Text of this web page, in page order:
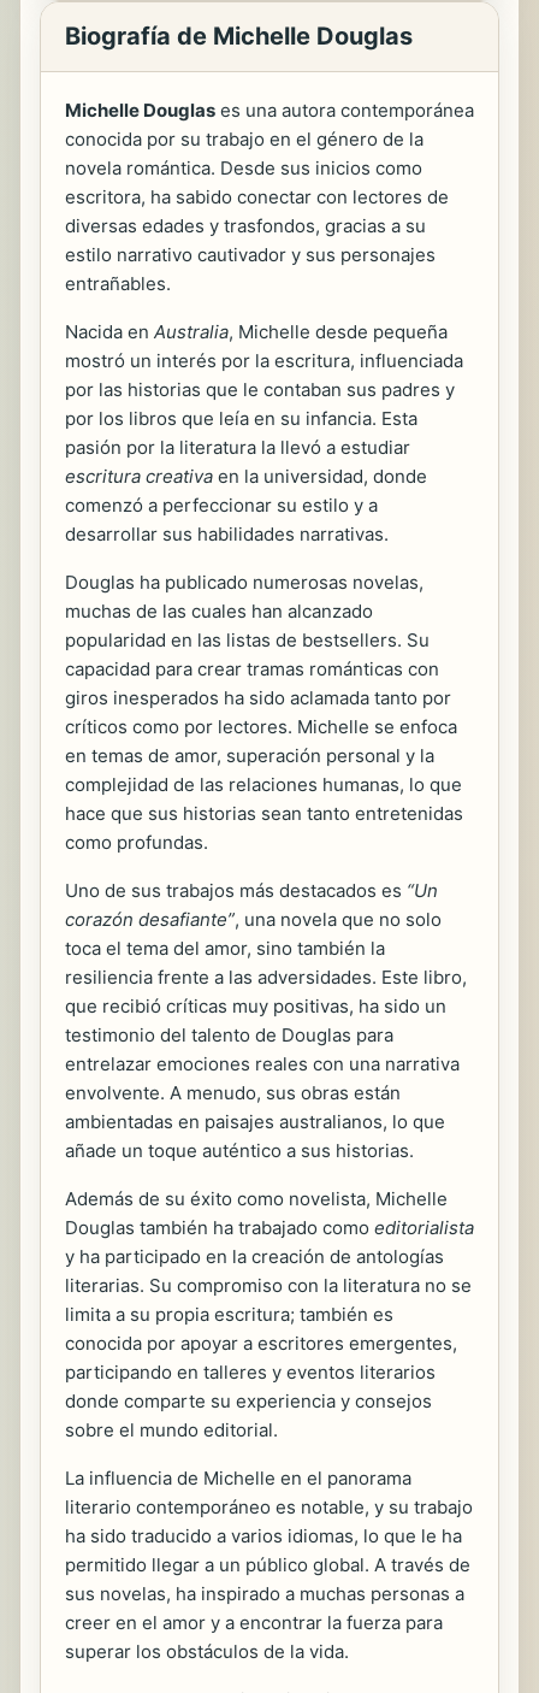
Biografía de Michelle Douglas
Michelle Douglas es una autora contemporánea
conocida por su trabajo en el género de la
novela romántica. Desde sus inicios como
escritora, ha sabido conectar con lectores de
diversas edades y trasfondos, gracias a su
estilo narrativo cautivador y sus personajes
entrañables.
Nacida en Australia, Michelle desde pequeña
mostró un interés por la escritura, influenciada
por las historias que le contaban sus padres y
por los libros que leía en su infancia. Esta
pasión por la literatura la llevó a estudiar
escritura creativa en la universidad, donde
comenzó a perfeccionar su estilo y a
desarrollar sus habilidades narrativas.
Douglas ha publicado numerosas novelas,
muchas de las cuales han alcanzado
popularidad en las listas de bestsellers. Su
capacidad para crear tramas románticas con
giros inesperados ha sido aclamada tanto por
críticos como por lectores. Michelle se enfoca
en temas de amor, superación personal y la
complejidad de las relaciones humanas, lo que
hace que sus historias sean tanto entretenidas
como profundas.
Uno de sus trabajos más destacados es “Un
corazón desafiante”, una novela que no solo
toca el tema del amor, sino también la
resiliencia frente a las adversidades. Este libro,
que recibió críticas muy positivas, ha sido un
testimonio del talento de Douglas para
entrelazar emociones reales con una narrativa
envolvente. A menudo, sus obras están
ambientadas en paisajes australianos, lo que
añade un toque auténtico a sus historias.
Además de su éxito como novelista, Michelle
Douglas también ha trabajado como editorialista
y ha participado en la creación de antologías
literarias. Su compromiso con la literatura no se
limita a su propia escritura; también es
conocida por apoyar a escritores emergentes,
participando en talleres y eventos literarios
donde comparte su experiencia y consejos
sobre el mundo editorial.
La influencia de Michelle en el panorama
literario contemporáneo es notable, y su trabajo
ha sido traducido a varios idiomas, lo que le ha
permitido llegar a un público global. A través de
sus novelas, ha inspirado a muchas personas a
creer en el amor y a encontrar la fuerza para
superar los obstáculos de la vida.